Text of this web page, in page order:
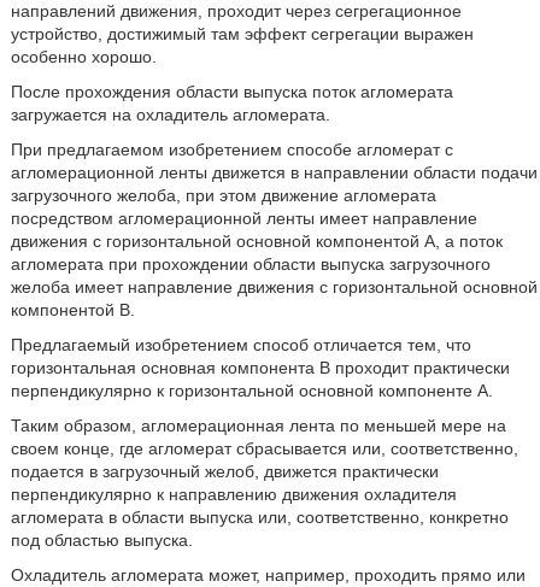
направлений движения, проходит через сегрегационное
устройство, достижимый там эффект сегрегации выражен
особенно хорошо.
После прохождения области выпуска поток агломерата
загружается на охладитель агломерата.
При предлагаемом изобретением способе агломерат с
агломерационной ленты движется в направлении области подачи
загрузочного желоба, при этом движение агломерата
посредством агломерационной ленты имеет направление
движения с горизонтальной основной компонентой A, а поток
агломерата при прохождении области выпуска загрузочного
желоба имеет направление движения с горизонтальной основной
компонентой B.
Предлагаемый изобретением способ отличается тем, что
горизонтальная основная компонента B проходит практически
перпендикулярно к горизонтальной основной компоненте A.
Таким образом, агломерационная лента по меньшей мере на
своем конце, где агломерат сбрасывается или, соответственно,
подается в загрузочный желоб, движется практически
перпендикулярно к направлению движения охладителя
агломерата в области выпуска или, соответственно, конкретно
под областью выпуска.
Охладитель агломерата может, например, проходить прямо или